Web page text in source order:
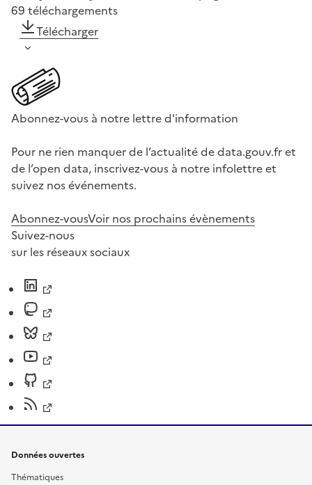
69 téléchargements
Télécharger
Abonnez-vous à notre lettre d'information
Pour ne rien manquer de l’actualité de data.gouv.fr et
de l’open data, inscrivez-vous à notre infolettre et
suivez nos événements.
Abonnez-vousVoir nos prochains évènements
Suivez-nous
sur les réseaux sociaux
Données ouvertes
Thématiques